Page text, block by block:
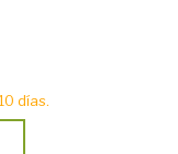
días.